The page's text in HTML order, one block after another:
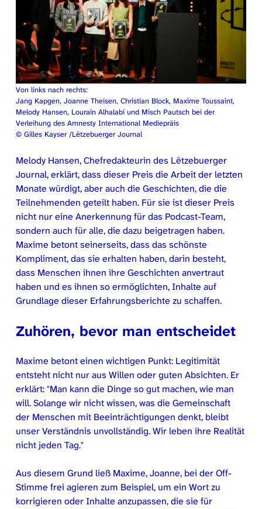
Von links nach rechts:
Jang Kapgen, Joanne Theisen, Christian Block, Maxime Toussaint,
Melody Hansen, Lourain Alhalabi und Misch Pautsch bei der
Verleihung des Amnesty International Mediepräis
© Gilles Kayser /Lëtzebuerger Journal
Melody Hansen, Chefredakteurin des Lëtzebuerger
Journal, erklärt, dass dieser Preis die Arbeit der letzten
Monate würdigt, aber auch die Geschichten, die die
Teilnehmenden geteilt haben. Für sie ist dieser Preis
nicht nur eine Anerkennung für das Podcast-Team,
sondern auch für alle, die dazu beigetragen haben.
Maxime betont seinerseits, dass das schönste
Kompliment, das sie erhalten haben, darin besteht,
dass Menschen ihnen ihre Geschichten anvertraut
haben und es ihnen so ermöglichten, Inhalte auf
Grundlage dieser Erfahrungsberichte zu schaffen.
Zuhören, bevor man entscheidet
Maxime betont einen wichtigen Punkt: Legitimität
entsteht nicht nur aus Willen oder guten Absichten. Er
erklärt: Man kann die Dinge so gut machen, wie man
will. Solange wir nicht wissen, was die Gemeinschaft
der Menschen mit Beeinträchtigungen denkt, bleibt
unser Verständnis unvollständig. Wir leben ihre Realität
nicht jeden Tag.
Aus diesem Grund ließ Maxime, Joanne, bei der Off-
Stimme frei agieren zum Beispiel, um ein Wort zu
korrigieren oder Inhalte anzupassen, die sie für